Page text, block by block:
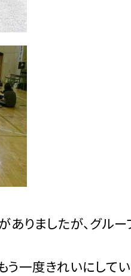
ありましたが、グル
一度きれいにして